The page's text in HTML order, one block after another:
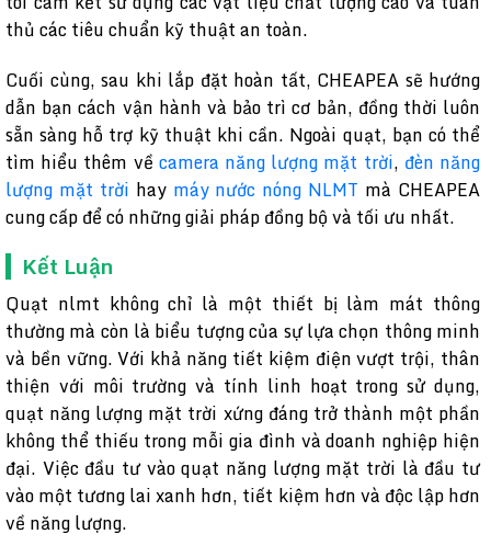
thủ các tiêu chuẩn kỹ thuật an toàn.
Cuối cùng, sau khi lắp đặt hoàn tất, CHEAPEA sẽ hướng
dẫn bạn cách vận hành và bảo trì cơ bản, đồng thời luôn
sẵn sàng hỗ trợ kỹ thuật khi cần. Ngoài quạt, bạn có thể
tìm hiểu thêm về camera năng lượng mặt trời, đèn năng
lượng mặt trời hay máy nước nóng NLMT mà CHEAPEA
cung cấp để có những giải pháp đồng bộ và tối ưu nhất.
Kết Luận
Quạt nlmt không chỉ là một thiết bị làm mát thông
thường mà còn là biểu tượng của sự lựa chọn thông minh
và bền vững. Với khả năng tiết kiệm điện vượt trội, thân
thiện với môi trường và tính linh hoạt trong sử dụng,
quạt năng lượng mặt trời xứng đáng trở thành một phần
không thể thiếu trong mỗi gia đình và doanh nghiệp hiện
đại. Việc đầu tư vào quạt năng lượng mặt trời là đầu tư
vào một tương lai xanh hơn, tiết kiệm hơn và độc lập hơn
về năng lượng.